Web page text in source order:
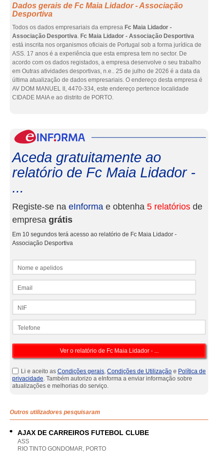
Dados gerais de Fc Maia Lidador - Associação
Desportiva
Todos os dados empresariais da empresa Fc Maia Lidador -
Associação Desportiva. Fc Maia Lidador - Associação Desportiva
está inscrita nos organismos oficiais de Portugal sob a forma jurídica de
ASS. 17 anos é a experiência que esta empresa tem no sector. De
acordo com os dados registados, a empresa desenvolve o seu trabalho
em Outras atividades desportivas, n.e.. 25 de julho de 2026 é a data da
última atualização de dados empresariais. O endereço desta empresa é
AV DOM MANUEL II, 4470-334, este endereço pertence localidade
CIDADE MAIA e ao distrito de PORTO.
Aceda gratuitamente ao
relatório de Fc Maia Lidador -
...
Registe-se na eInforma e obtenha 5 relatórios de
empresa grátis
Em 10 segundos terá acesso ao relatório de Fc Maia Lidador -
Associação Desportiva
Li e aceito as Condições gerais, Condições de Utilização e Política de
privacidade. Também autorizo a eInforma a enviar informação sobre
atualizações e melhorias do serviço.
Outros utilizadores pesquisaram
AJAX DE CARREIROS FUTEBOL CLUBE
ASS
RIO TINTO GONDOMAR, PORTO